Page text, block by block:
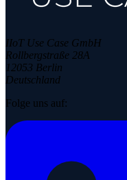
IIoT Use Case GmbH
Rollbergstraße 28A
12053 Berlin
Deutschland
Folge uns auf: